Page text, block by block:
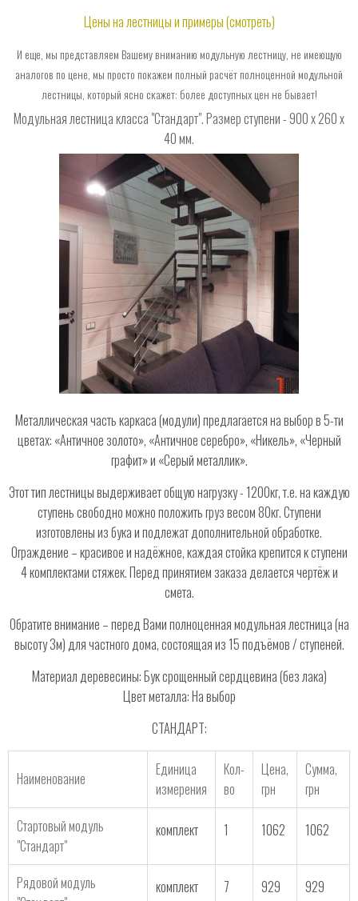
Цены на лестницы и примеры (смотреть)
И еще, мы представляем Вашему вниманию модульную лестницу, не имеющую
аналогов по цене, мы просто покажем полный расчёт полноценной модульной
лестницы, который ясно скажет: более доступных цен не бывает!
Модульная лестница класса "Стандарт". Размер ступени - 900 х 260 х
40 мм.
Металлическая часть каркаса (модули) предлагается на выбор в 5-ти
цветах: «Античное золото», «Античное серебро», «Никель», «Черный
графит» и «Серый металлик».
Этот тип лестницы выдерживает общую нагрузку - 1200кг, т.е. на каждую
ступень свободно можно положить груз весом 80кг. Ступени
изготовлены из бука и подлежат дополнительной обработке.
Ограждение – красивое и надёжное, каждая стойка крепится к ступени
4 комплектами стяжек. Перед принятием заказа делается чертёж и
смета.
Обратите внимание – перед Вами полноценная модульная лестница (на
высоту 3м) для частного дома, состоящая из 15 подъёмов / ступеней.
Материал деревесины: Бук срощенный сердцевина (без лака)
Цвет металла: На выбор
СТАНДАРТ:
Наименование
Единица
измерения
Кол-
во
Цена,
грн
Сумма,
грн
Стартовый модуль
"Стандарт"
комплект 1 1062 1062
Рядовой модуль
комплект 7 929 929